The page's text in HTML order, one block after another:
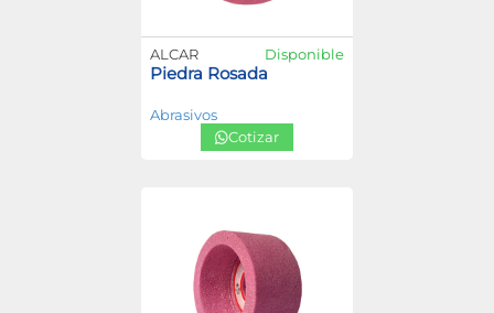
ALCAR Disponible
Piedra Rosada
Abrasivos
Cotizar